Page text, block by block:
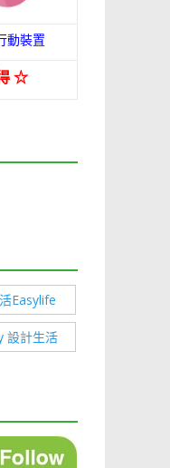
動裝置
☆
Easylife
設計生活